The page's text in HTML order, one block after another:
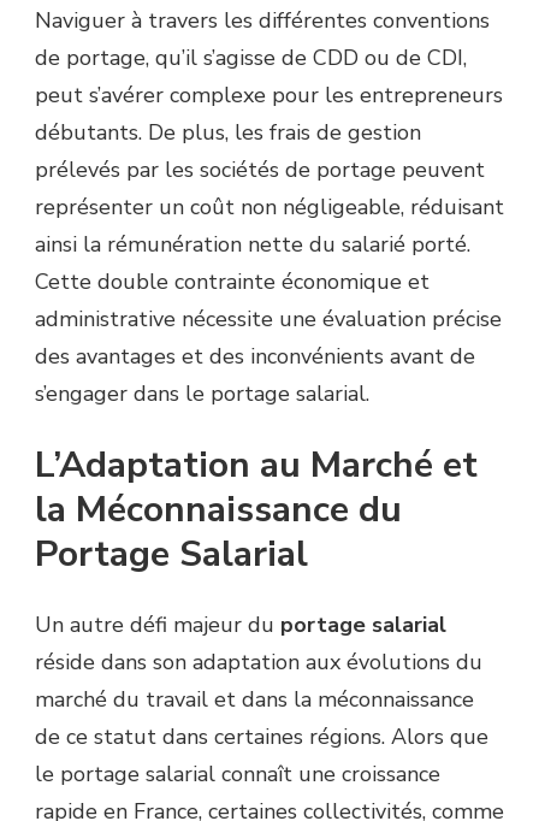
Naviguer à travers les différentes conventions
de portage, qu’il s’agisse de CDD ou de CDI,
peut s’avérer complexe pour les entrepreneurs
débutants. De plus, les frais de gestion
prélevés par les sociétés de portage peuvent
représenter un coût non négligeable, réduisant
ainsi la rémunération nette du salarié porté.
Cette double contrainte économique et
administrative nécessite une évaluation précise
des avantages et des inconvénients avant de
s’engager dans le portage salarial.
L’Adaptation au Marché et
la Méconnaissance du
Portage Salarial
Un autre défi majeur du portage salarial
réside dans son adaptation aux évolutions du
marché du travail et dans la méconnaissance
de ce statut dans certaines régions. Alors que
le portage salarial connaît une croissance
rapide en France, certaines collectivités, comme